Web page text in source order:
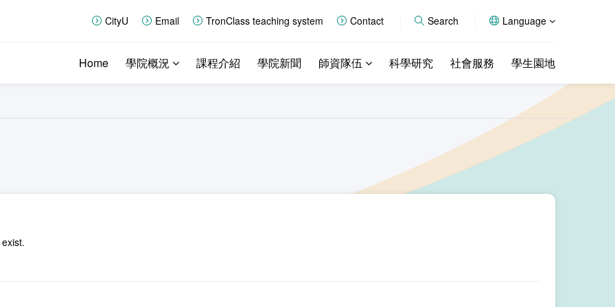
CityU Email TronClass teaching system Contact Search Language
Home 學院概況 課程介紹 學院新聞 師資隊伍 科學研究 社會服務 學生園地